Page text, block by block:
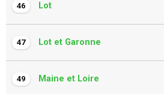
46 Lot
47 Lot et Garonne
49 Maine et Loire